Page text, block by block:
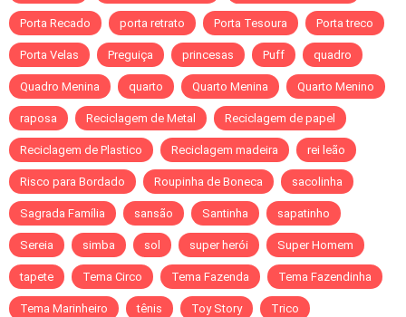
Porta Recado porta retrato Porta Tesoura Porta treco
Porta Velas Preguiça princesas Puff quadro
Quadro Menina quarto Quarto Menina Quarto Menino
raposa Reciclagem de Metal Reciclagem de papel
Reciclagem de Plastico Reciclagem madeira rei leão
Risco para Bordado Roupinha de Boneca sacolinha
Sagrada Família sansão Santinha sapatinho
Sereia simba sol super herói Super Homem
tapete Tema Circo Tema Fazenda Tema Fazendinha
Tema Marinheiro tênis Toy Story Trico